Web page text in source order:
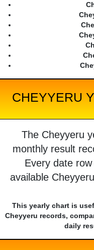
CHEYYERU
The Cheyyeru
monthly result
Every date
available
This yearly chart is
Cheyyeru records,
daily